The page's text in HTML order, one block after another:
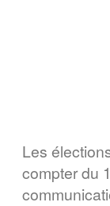
Les
compter du